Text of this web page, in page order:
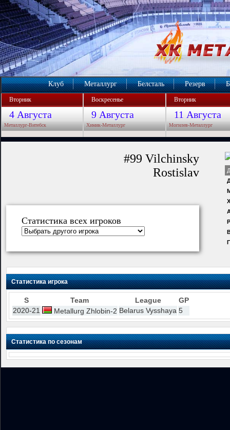
Клуб Металлург Белсталь Резерв
Вторник Воскресенье Вторник
4 Августа 9 Августа 11 Августа
Металлург-Витебск Химик-Металлург Могилев-Металлург
#99 Vilchinsky
Rostislav
Статистика всех игроков
Статистика игрока
S Team League
GP
2020-21
Metallurg Zhlobin-2 Belarus Vysshaya 5
Статистика по сезонам